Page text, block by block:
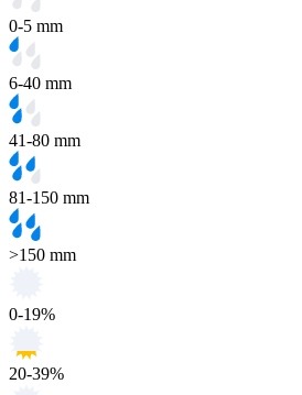
0-5 mm
6-40 mm
41-80 mm
81-150 mm
>150 mm
0-19%
20-39%